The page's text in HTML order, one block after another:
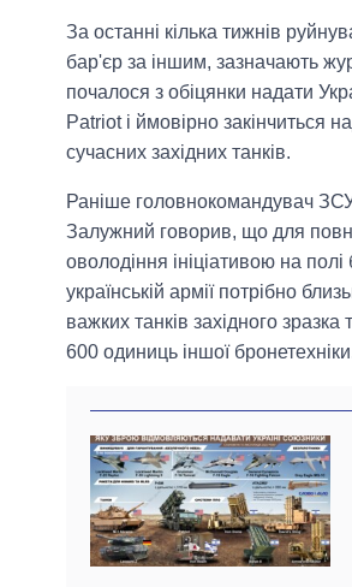
За останні кілька тижнів
бар'єр за іншим, зазначають
почалося з обіцянки надати
Patriot і ймовірно закінчиться
сучасних західних танків.
Раніше головнокомандувач
Залужний говорив, що для
оволодіння ініціативою на
українській армії потрібно
важких танків західного зразка
600 одиниць іншої